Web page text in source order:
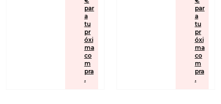
par
a
tu
pr
óxi
ma
co
m
pra
.
par
a
tu
pr
óxi
ma
co
m
pra
.